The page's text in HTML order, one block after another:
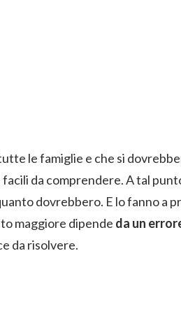
le famiglie e che si
da comprendere. A tal
dovrebbero. E lo fanno a
maggiore dipende da un
da risolvere.